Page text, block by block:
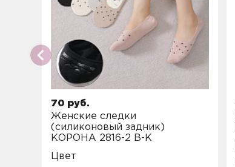
70 руб.
Женские следки
(силиконовый задник)
КОРОНА 2816-2 B-K
Цвет